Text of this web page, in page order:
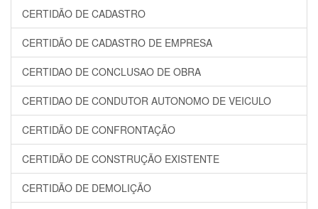
CERTIDÃO DE CADASTRO
CERTIDÃO DE CADASTRO DE EMPRESA
CERTIDAO DE CONCLUSAO DE OBRA
CERTIDAO DE CONDUTOR AUTONOMO DE VEICULO
CERTIDÃO DE CONFRONTAÇÃO
CERTIDÃO DE CONSTRUÇÃO EXISTENTE
CERTIDÃO DE DEMOLIÇÃO